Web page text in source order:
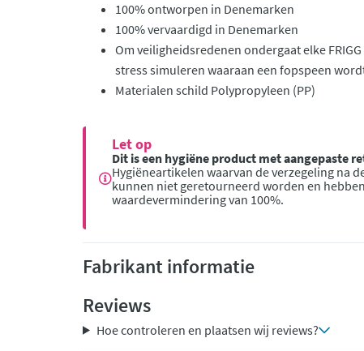
100% ontworpen in Denemarken
100% vervaardigd in Denemarken
Om veiligheidsredenen ondergaat elke
stress simuleren waaraan een fopspeen
Materialen schild Polypropyleen (PP)
Let op
Dit is een hygiëne product met aangepaste
Hygiëneartikelen waarvan de verzegeling na
kunnen niet geretourneerd worden en
waardevermindering van 100%.
Fabrikant informatie
Reviews
Hoe controleren en plaatsen wij reviews?